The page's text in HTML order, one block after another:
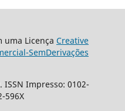
uma Licença Creative
SemDerivações
ISSN Impresso: 0102-
596X